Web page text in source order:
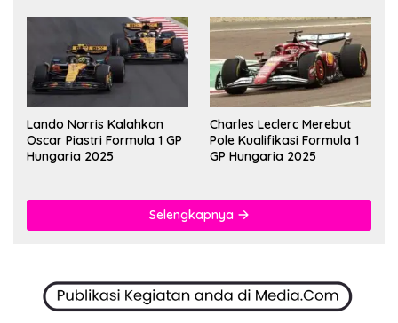
Lando Norris Kalahkan
Oscar Piastri Formula 1 GP
Hungaria 2025
Charles Leclerc Merebut
Pole Kualifikasi Formula 1
GP Hungaria 2025
Selengkapnya